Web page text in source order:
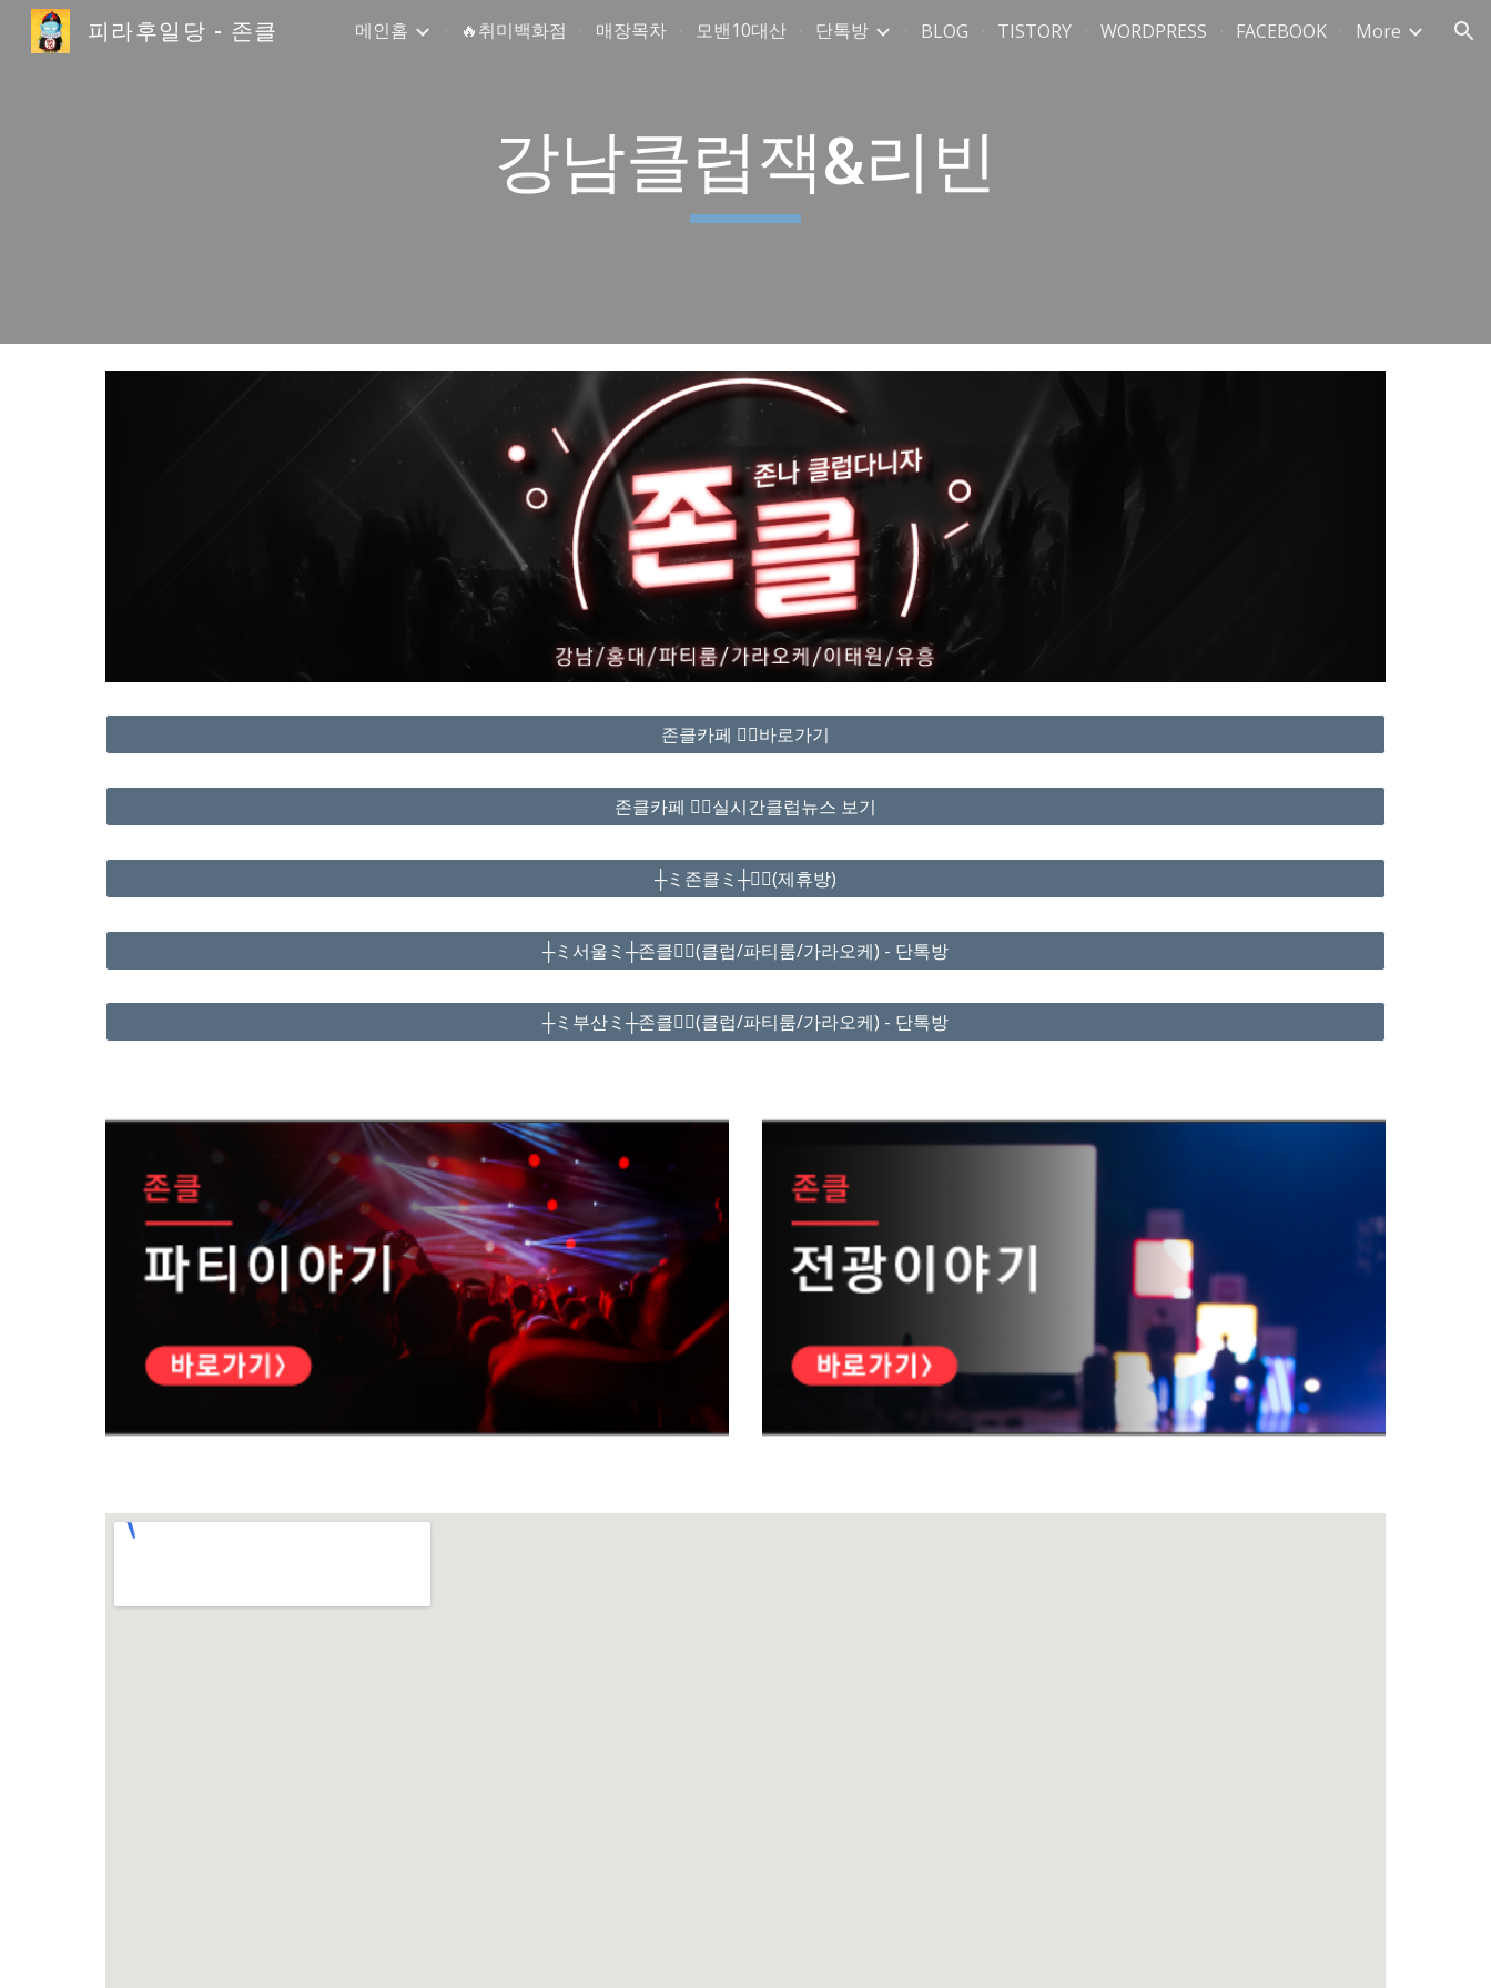
Skip to main content Skip to navigation
피라후일당 - 존클 메인홈 🔥취미백화점 매장목차 모밴10대산 단톡방 BLOG TISTORY WORDPRESS FACEBOOK More
강남클럽잭&리빈
존클카페 ❤️‍🔥바로가기
존클카페 ❤️‍🔥실시간클럽뉴스 보기
┼ミ존클ミ┼❤️‍🔥(제휴방)
┼ミ서울ミ┼존클❤️‍🔥(클럽/파티룸/가라오케) - 단톡방
┼ミ부산ミ┼존클❤️‍🔥(클럽/파티룸/가라오케) - 단톡방